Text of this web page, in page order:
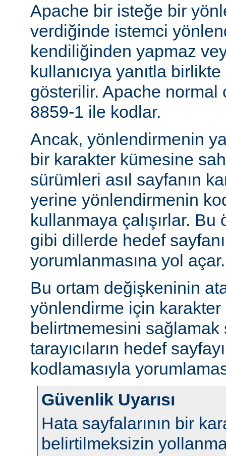
Apache bir isteğe bir
verdiğinde istemci
kendiliğinden yapmaz
kullanıcıya yanıtla
gösterilir. Apache normal
8859-1 ile kodlar.
Ancak, yönlendirmenin
bir karakter kümesine
sürümleri asıl sayfanın
yerine yönlendirmenin
kullanmaya çalışırlar.
gibi dillerde hedef
yorumlanmasına yol açar.
Bu ortam değişkeninin
yönlendirme için karakter
belirtmemesini sağlamak
tarayıcıların hedef
kodlamasıyla
Güvenlik Uyarısı
Hata sayfalarının bir
belirtilmeksizin